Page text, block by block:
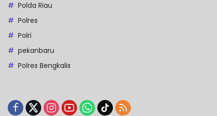
Polda Riau
Polres
Polri
pekanbaru
Polres Bengkalis